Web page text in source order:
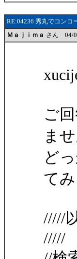
RE:04236 秀丸でコンコ
Ｍａｊｉｍａ さん 04/
ご
ま
ど
てみ
/////
/////